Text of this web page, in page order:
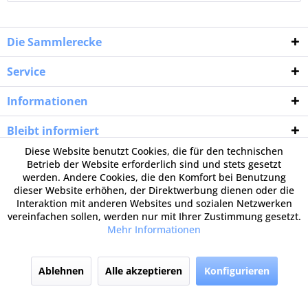
Die Sammlerecke
Service
Informationen
Bleibt informiert
Diese Website benutzt Cookies, die für den technischen
Betrieb der Website erforderlich sind und stets gesetzt
werden. Andere Cookies, die den Komfort bei Benutzung
dieser Website erhöhen, der Direktwerbung dienen oder die
Interaktion mit anderen Websites und sozialen Netzwerken
vereinfachen sollen, werden nur mit Ihrer Zustimmung gesetzt.
Mehr Informationen
Ablehnen Alle akzeptieren Konfigurieren